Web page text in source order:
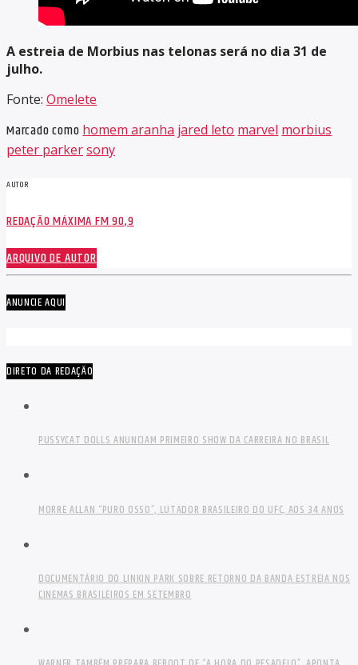
A estreia de Morbius nas telonas será no dia 31 de
julho.
Fonte: Omelete
Marcado comohomem aranha jared leto marvel morbius
peter parkersony
AUTOR
REDAÇÃO MÁXIMA FM 90,9
ARQUIVO DE AUTOR
ANUNCIE AQUI
DIRETO DA REDAÇÃO
PUSSYCAT DOLLS ANUNCIAM PRIMEIRO SHOW DA CARREIRA NO BRASIL
MORRE ALLAN “PURO OSSO”, LUTADOR BRASILEIRO DO UFC, AOS 34 ANOS
DOCUMENTÁRIO DO LINKIN PARK SOBRE RETORNO DA BANDA ESTREIA NOS
CINEMAS BRASILEIROS EM SETEMBRO